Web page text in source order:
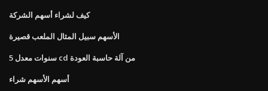
كيف لشراء أسهم الشركة
الأسهم سبيل المثال الملعب قصيرة
5 سنوات معدل cd من آلة حاسبة العودة
أسهم الأسهم شراء